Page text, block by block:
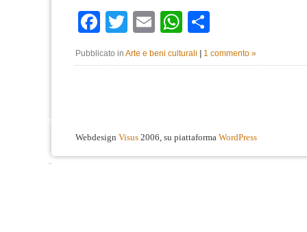
Facebook
TwitterEmailWhatsApp
Pubblicato in Arte e beni culturali 1 commento »
Webdesign Visus 2006, su piattaforma WordPress